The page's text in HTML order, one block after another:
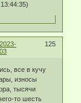
125
2023-
все в кучу
износы
тысячи
то шесть